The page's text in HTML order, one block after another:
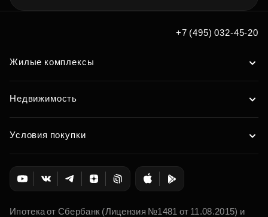
+7 (495) 032-45-20
Жилые комплексы
Недвижимость
Условия покупки
Ипотека от Сбербанк (Лицензия №1481 от 11.08.2015) и